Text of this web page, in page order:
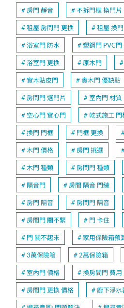
房門 靜音 不拆門框 換門片
租屋 房間門 更換 租屋 換門
浴室門 防水 塑鋼門 PVC門
浴室門 更換 原木門
實木貼皮門 實木門 優缺點
房間門 選門片 室內門 材質
空心門 實心門 乾式施工 門
換門 門框 門框 更換
木門 價格 房門 挑選
木門 種類 房間門 種類
隔音門 房間 隔音 門縫
房門 隔音 房間門 隔音
房間門 關不緊 門 卡住
門 關不起來 家用保險箱預
3萬保險箱 2萬保險箱
室內門 價格 換房間門 費用
房間門 更換 價格 廚下淨水